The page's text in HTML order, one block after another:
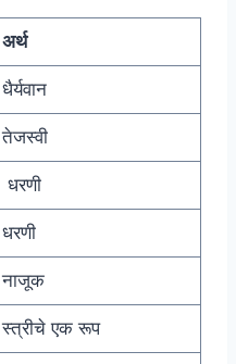
अर्थ
धैर्यवान
तेजस्वी
धरणी
धरणी
नाजूक
स्त्रीचे एक रूप